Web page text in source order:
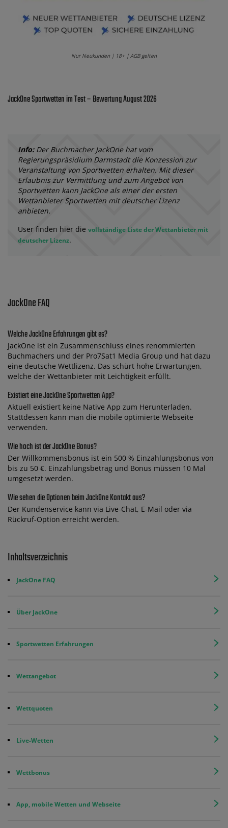
Nur Neukunden | 18+ | AGB gelten
JackOne Sportwetten im Test – Bewertung August 2026
Info:Der Buchmacher JackOne hat vom
Regierungspräsidium Darmstadt die Konzession zur
Veranstaltung von Sportwetten erhalten. Mit dieser
Erlaubnis zur Vermittlung und zum Angebot von
Sportwetten kann JackOne als einer der ersten
Wettanbieter Sportwetten mit deutscher Lizenz
anbieten.
User finden hier die vollständige Liste der Wettanbieter mit
deutscher Lizenz.
JackOne FAQ
Welche JackOne Erfahrungen gibt es?
JackOne ist ein Zusammenschluss eines renommierten
Buchmachers und der Pro7Sat1 Media Group und hat dazu
eine deutsche Wettlizenz. Das schürt hohe Erwartungen,
welche der Wettanbieter mit Leichtigkeit erfüllt.
Existiert eine JackOne Sportwetten App?
Aktuell existiert keine Native App zum Herunterladen.
Stattdessen kann man die mobile optimierte Webseite
verwenden.
Wie hoch ist der JackOne Bonus?
Der Willkommensbonus ist ein 500 % Einzahlungsbonus von
bis zu 50 €. Einzahlungsbetrag und Bonus müssen 10 Mal
umgesetzt werden.
Wie sehen die Optionen beim JackOne Kontakt aus?
Der Kundenservice kann via Live-Chat, E-Mail oder via
Rückruf-Option erreicht werden.
Inhaltsverzeichnis
JackOne FAQ
Über JackOne
Sportwetten Erfahrungen
Wettangebot
Wettquoten
Live-Wetten
Wettbonus
App, mobile Wetten und Webseite